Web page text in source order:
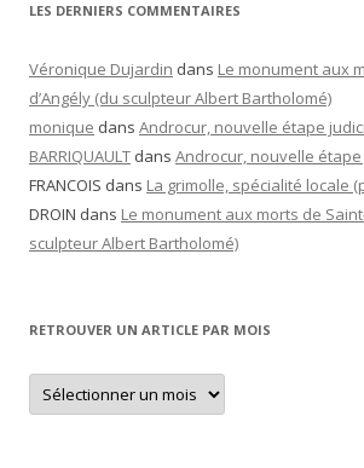
LES DERNIERS COMMENTAIRES
Véronique Dujardin dans Le monument aux
d’Angély (du sculpteur Albert Bartholomé)
monique dans Androcur, nouvelle étape
BARRIQUAULT dans Androcur, nouvelle
FRANCOIS dans La grimolle, spécialité locale
DROIN dans Le monument aux morts de
sculpteur Albert Bartholomé)
RETROUVER UN ARTICLE PAR MOIS
Retrouver
un
article